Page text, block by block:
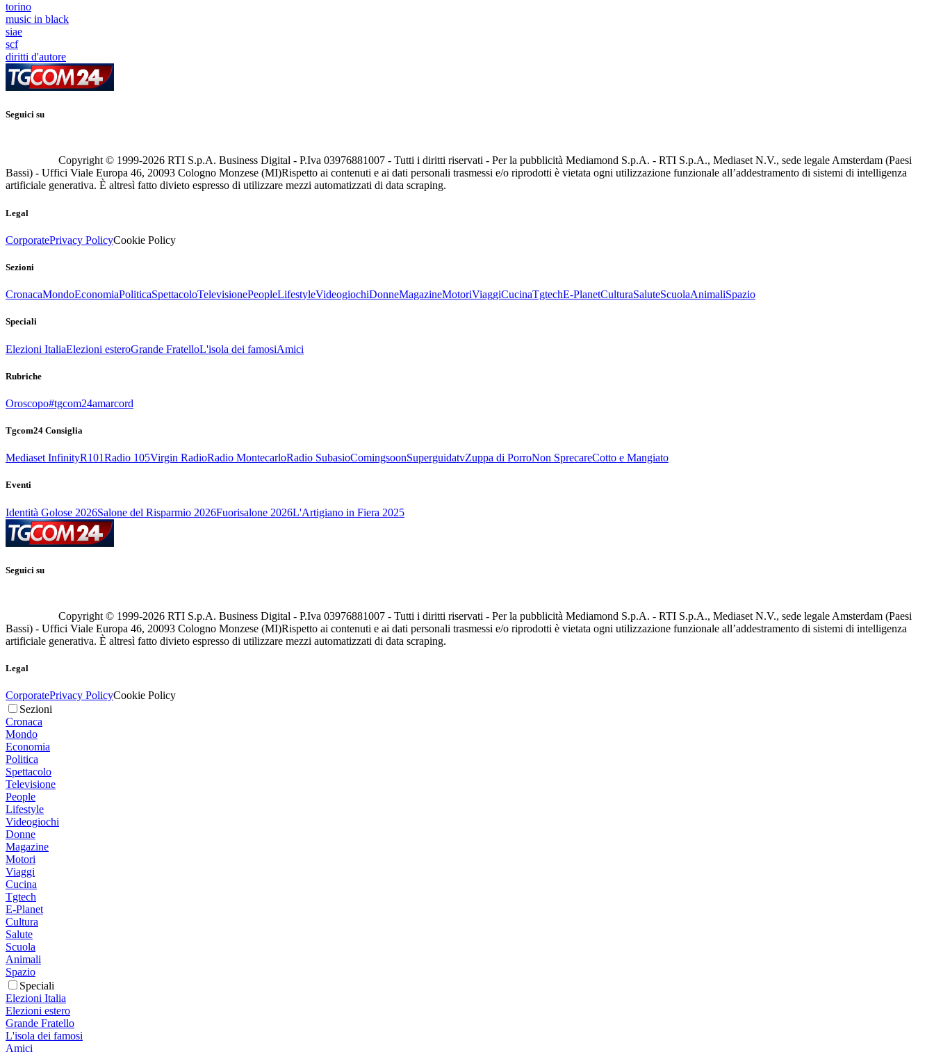
torino
music in black
siae
scf
diritti d'autore
Seguici su
Copyright © 1999-2026 RTI S.p.A. Business Digital - P.Iva 03976881007 - Tutti i diritti riservati - Per la pubblicità Mediamond S.p.A. - RTI S.p.A., Mediaset N.V., sede legale Amsterdam (Paesi
Bassi) - Uffici Viale Europa 46, 20093 Cologno Monzese (MI)Rispetto ai contenuti e ai dati personali trasmessi e/o riprodotti è vietata ogni utilizzazione funzionale all’addestramento di sistemi di intelligenza
artificiale generativa. È altresì fatto divieto espresso di utilizzare mezzi automatizzati di data scraping.
Legal
CorporatePrivacy PolicyCookie Policy
Sezioni
CronacaMondoEconomiaPoliticaSpettacoloTelevisionePeopleLifestyleVideogiochiDonneMagazineMotoriViaggiCucinaTgtechE-PlanetCulturaSaluteScuolaAnimaliSpazio
Speciali
Elezioni ItaliaElezioni esteroGrande FratelloL'isola dei famosiAmici
Rubriche
Oroscopo#tgcom24amarcord
Tgcom24 Consiglia
Mediaset InfinityR101Radio 105Virgin RadioRadio MontecarloRadio SubasioComingsoonSuperguidatvZuppa di PorroNon SprecareCotto e Mangiato
Eventi
Identità Golose 2026Salone del Risparmio 2026Fuorisalone 2026L'Artigiano in Fiera 2025
Seguici su
Copyright © 1999-2026 RTI S.p.A. Business Digital - P.Iva 03976881007 - Tutti i diritti riservati - Per la pubblicità Mediamond S.p.A. - RTI S.p.A., Mediaset N.V., sede legale Amsterdam (Paesi
Bassi) - Uffici Viale Europa 46, 20093 Cologno Monzese (MI)Rispetto ai contenuti e ai dati personali trasmessi e/o riprodotti è vietata ogni utilizzazione funzionale all’addestramento di sistemi di intelligenza
artificiale generativa. È altresì fatto divieto espresso di utilizzare mezzi automatizzati di data scraping.
Legal
CorporatePrivacy PolicyCookie Policy
Sezioni
Cronaca
Mondo
Economia
Politica
Spettacolo
Televisione
People
Lifestyle
Videogiochi
Donne
Magazine
Motori
Viaggi
Cucina
Tgtech
E-Planet
Cultura
Salute
Scuola
Animali
Spazio
Speciali
Elezioni Italia
Elezioni estero
Grande Fratello
L'isola dei famosi
Amici